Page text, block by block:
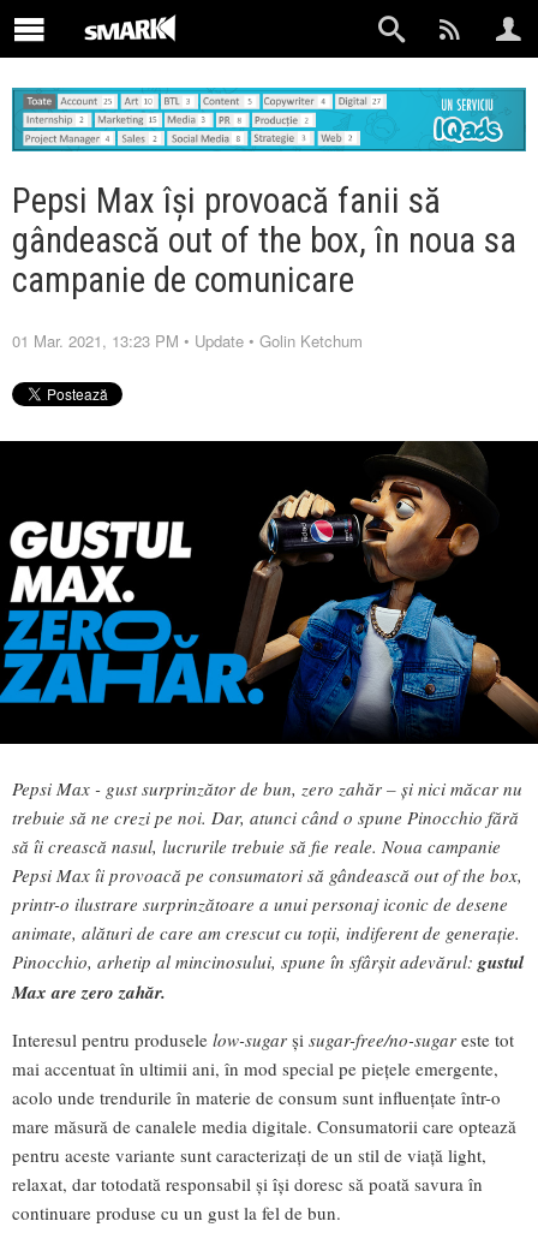
Pepsi Max își provoacă fanii să
gândească out of the box, în noua sa
campanie de comunicare
01 Mar. 2021, 13:23 PM • Update • Golin Ketchum
Pepsi Max - gust surprinzător de bun, zero zahăr – și nici măcar nu
trebuie să ne crezi pe noi. Dar, atunci când o spune Pinocchio fără
să îi crească nasul, lucrurile trebuie să fie reale. Noua campanie
Pepsi Max îi provoacă pe consumatori să gândească out of the box,
printr-o ilustrare surprinzătoare a unui personaj iconic de desene
animate, alături de care am crescut cu toții, indiferent de generație.
Pinocchio, arhetip al mincinosului, spune în sfârșit adevărul: gustul
Max are zero zahăr.
Interesul pentru produsele low-sugar și sugar-free/no-sugar este tot
mai accentuat în ultimii ani, în mod special pe piețele emergente,
acolo unde trendurile în materie de consum sunt influențate într-o
mare măsură de canalele media digitale. Consumatorii care optează
pentru aceste variante sunt caracterizați de un stil de viață light,
relaxat, dar totodată responsabil și își doresc să poată savura în
continuare produse cu un gust la fel de bun.